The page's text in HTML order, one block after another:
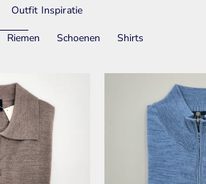
Outfit Inspiratie
Riemen Schoenen Shirts